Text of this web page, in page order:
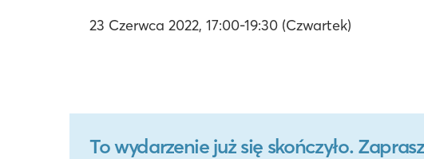
23 Czerwca 2022, 17:00-19:30 (Czwartek)
To wydarzenie już się skończyło.